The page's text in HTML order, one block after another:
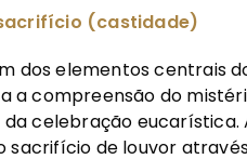
(castidade)
dos elementos centrais
a compreensão do
celebração eucarística.
sacrifício de louvor